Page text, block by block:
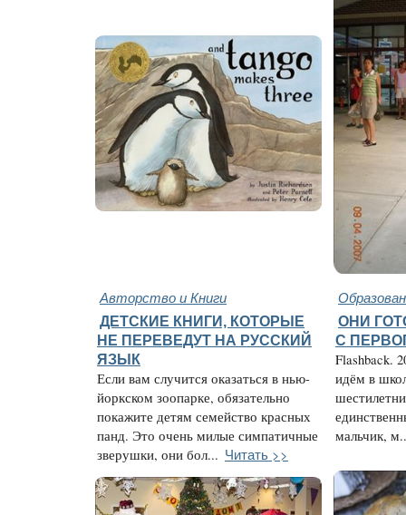
Авторство и Книги
ДЕТСКИЕ КНИГИ, КОТОРЫЕ
НЕ ПЕРЕВЕДУТ НА РУССКИЙ
ЯЗЫК
Если вам случится оказаться в нью-
йоркском зоопарке, обязательно
покажите детям семейство красных
панд. Это очень милые симпатичные
зверушки, они бол... Читать >>
ОНИ
С
Flashback.
идём в
мальчик,